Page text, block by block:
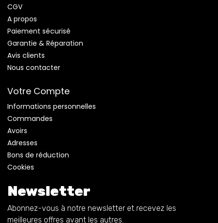
CGV
A propos
Paiement sécurisé
Garantie & Réparation
Avis clients
Nous contacter
Votre Compte
Informations personnelles
Commandes
Avoirs
Adresses
Bons de réduction
Cookies
Newsletter
Abonnez-vous à notre newsletter et recevez les
meilleures offres avant les autres.